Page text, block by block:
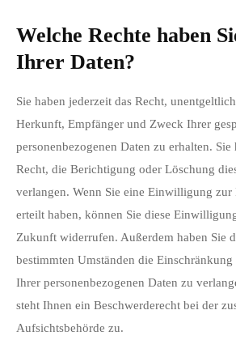
Welche Rechte haben
Ihrer Daten?
Sie haben jederzeit das Recht,
Herkunft, Empfänger und Zweck Ihrer
personenbezogenen Daten zu erhalten. Sie
Recht, die Berichtigung oder Löschung
verlangen. Wenn Sie eine Einwilligung zur
erteilt haben, können Sie diese
Zukunft widerrufen. Außerdem haben Sie
bestimmten Umständen die Einschränkung
Ihrer personenbezogenen Daten zu
steht Ihnen ein Beschwerderecht bei der
Aufsichtsbehörde zu.